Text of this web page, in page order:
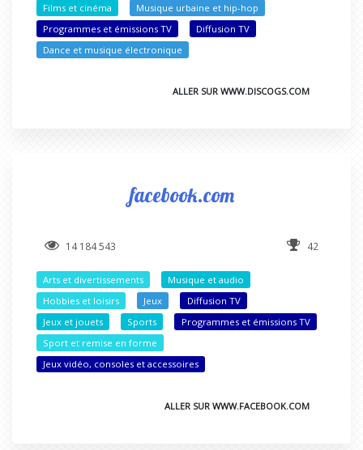
Films et cinéma
Musique urbaine et hip-hop
Programmes et émissions TV
Diffusion TV
Dance et musique électronique
ALLER SUR WWW.DISCOGS.COM
facebook.com
14 184 543 42
Arts et divertissements
Musique et audio
Hobbies et loisirs
Jeux
Diffusion TV
Jeux et jouets
Sports
Programmes et émissions TV
Sport et remise en forme
Jeux vidéo, consoles et accessoires
ALLER SUR WWW.FACEBOOK.COM